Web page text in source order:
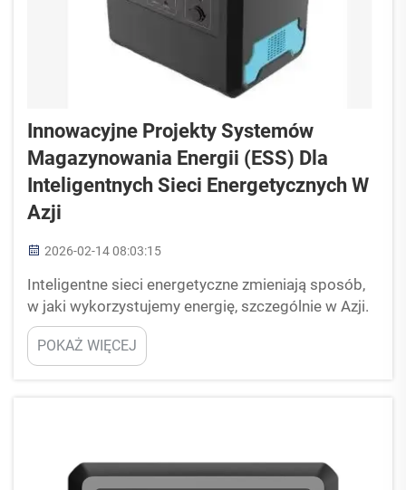
Innowacyjne Projekty Systemów
Magazynowania Energii (ESS) Dla
Inteligentnych Sieci Energetycznych W
Azji
2026-02-14 08:03:15
Inteligentne sieci energetyczne zmieniają sposób,
w jaki wykorzystujemy energię, szczególnie w Azji.
Jednym z kluczowych elementów tej przemiany są
systemy magazynowania energii (ESS). Systemy te
gromadzą energię do późniejszego wykorzystania,
POKAŻ WIĘCEJ